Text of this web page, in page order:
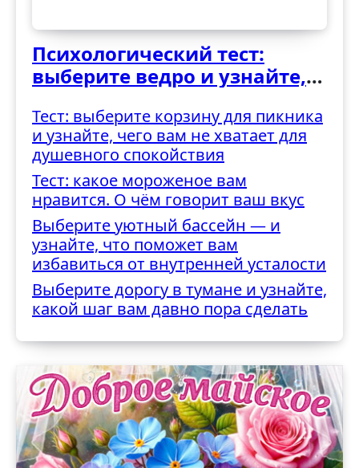
Психологический тест:
выберите ведро и узнайте,
трудностями
Тест: выберите корзину для пикника
и узнайте, чего вам не хватает для
душевного спокойствия
Тест: какое мороженое вам
нравится. О чём говорит ваш вкус
Выберите уютный бассейн — и
узнайте, что поможет вам
избавиться от внутренней усталости
Выберите дорогу в тумане и узнайте,
какой шаг вам давно пора сделать